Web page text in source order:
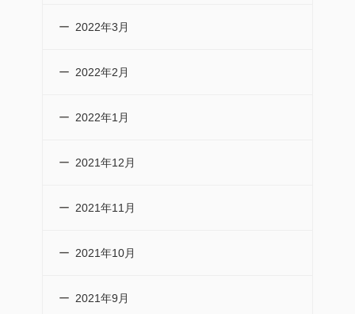
2022年3月
2022年2月
2022年1月
2021年12月
2021年11月
2021年10月
2021年9月